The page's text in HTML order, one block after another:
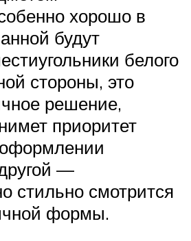
хорошо в
будут
белого
стороны, это
решение,
приоритет
—
стильно смотрится
формы.